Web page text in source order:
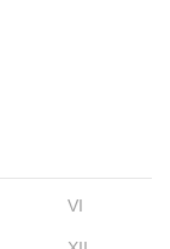
VI